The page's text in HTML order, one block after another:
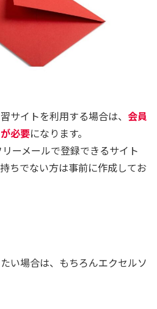
サイトを利用する場合は、 会員
必要になります。
ーメールで登録できるサイト
ちでない方は事前に作成してお
い場合は、もちろんエクセルソ